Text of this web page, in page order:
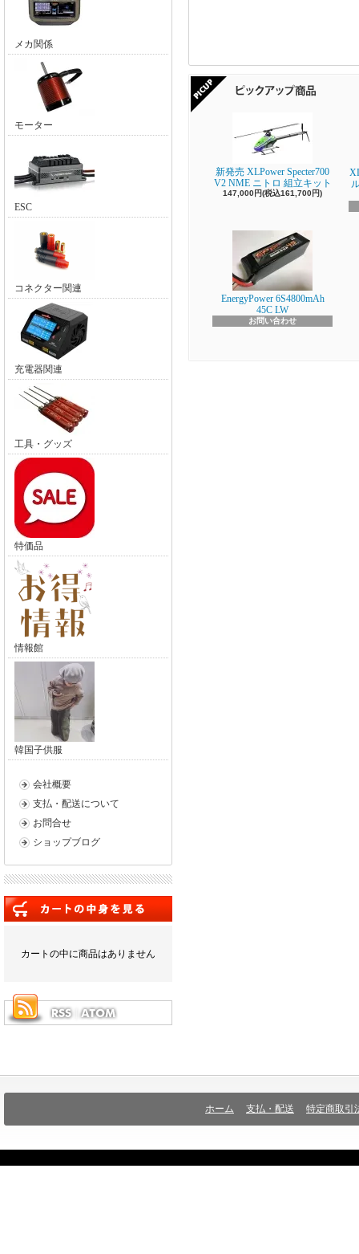
メカ関係
モーター
ESC
コネクター関連
充電器関連
工具・グッズ
特価品
情報館
韓国子供服
会社概要
支払・配送について
お問合せ
ショップブログ
カートの中に商品はありません
新発売 XLPower Specter700
V2 NME ニトロ 組立キット
147,000円(税込161,700円)
EnergyPower 6S4800mAh
45C LW
お問い合わせ
ホーム 支払・配送 特定商取引